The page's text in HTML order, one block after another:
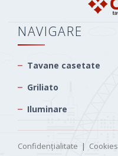
NAVIGARE
Tavane casetate
Griliato
Iluminare
Confidențialitate | Cookies